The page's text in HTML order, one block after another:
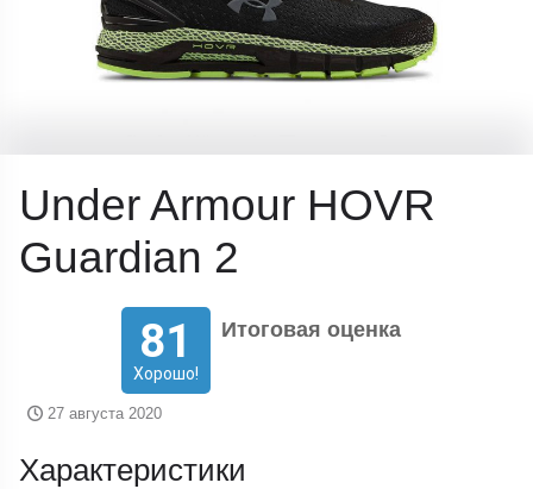
Under Armour HOVR
Guardian 2
81
Хорошо!
Итоговая оценка
27 августа 2020
Характеристики